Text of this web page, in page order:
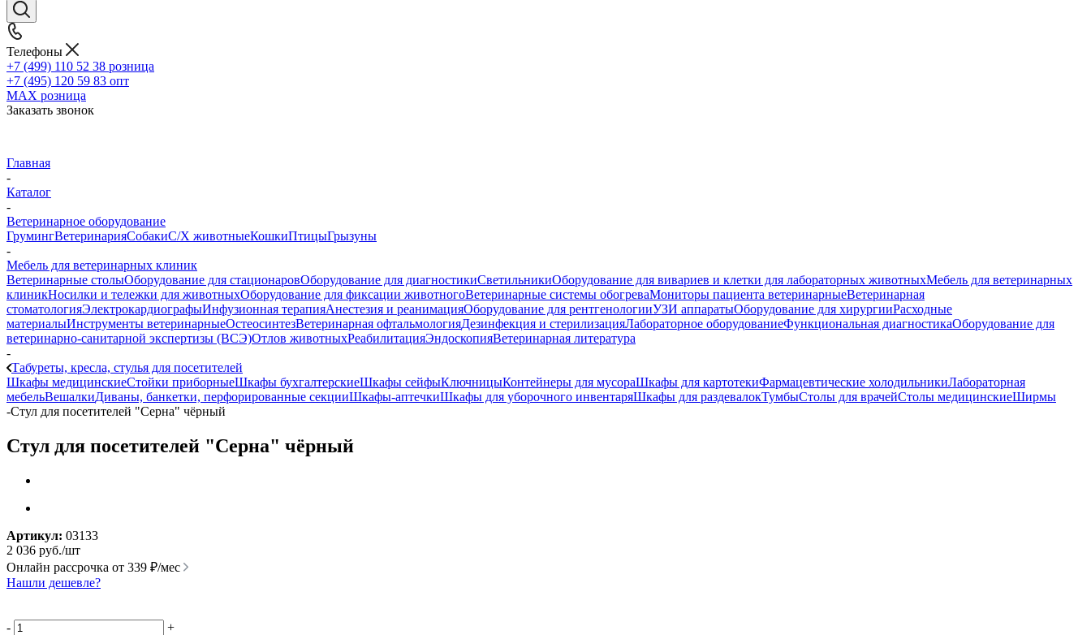
Телефоны
+7 (499) 110 52 38 розница
+7 (495) 120 59 83 опт
MAX розница
Заказать звонок
Главная
-
Каталог
-
Ветеринарное оборудование
ГрумингВетеринарияСобакиС/Х животныеКошкиПтицыГрызуны
-
Мебель для ветеринарных клиник
Ветеринарные столыОборудование для стационаровОборудование для диагностикиСветильникиОборудование для вивариев и клетки для лабораторных животныхМебель для ветеринарных
клиникНосилки и тележки для животныхОборудование для фиксации животногоВетеринарные системы обогреваМониторы пациента ветеринарныеВетеринарная
стоматологияЭлектрокардиографыИнфузионная терапияАнестезия и реанимацияОборудование для рентгенологииУЗИ аппаратыОборудование для хирургииРасходные
материалыИнструменты ветеринарныеОстеосинтезВетеринарная офтальмологияДезинфекция и стерилизацияЛабораторное оборудованиеФункциональная диагностикаОборудование для
ветеринарно-санитарной экспертизы (ВСЭ)Отлов животныхРеабилитацияЭндоскопияВетеринарная литература
-
Табуреты, кресла, стулья для посетителей
Шкафы медицинскиеСтойки приборныеШкафы бухгалтерскиеШкафы сейфыКлючницыКонтейнеры для мусораШкафы для картотекиФармацевтические холодильникиЛабораторная
мебельВешалкиДиваны, банкетки, перфорированные секцииШкафы-аптечкиШкафы для уборочного инвентаряШкафы для раздевалокТумбыСтолы для врачейСтолы медицинскиеШирмы
-Стул для посетителей "Серна" чёрный
Стул для посетителей "Серна" чёрный
Артикул: 03133
2 036 руб./шт
Онлайн рассрочка от 339 ₽/мес
Нашли дешевле?
-
+